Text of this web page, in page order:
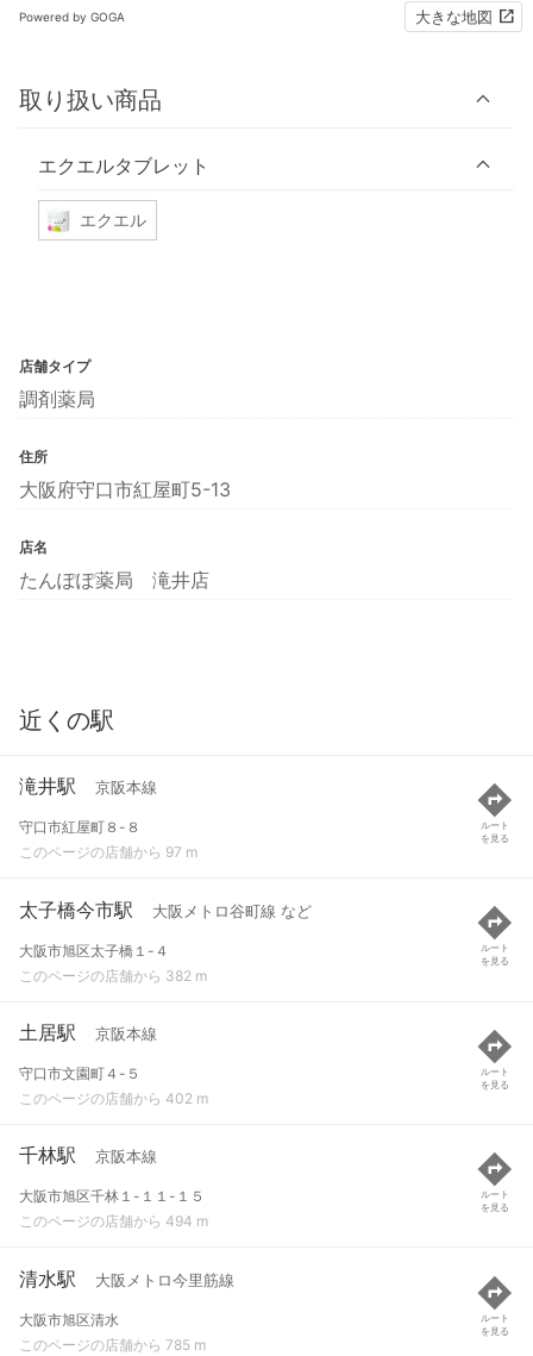
Powered by GOGA 大きな地図
取り扱い商品
エクエルタブレット
エクエル
店舗タイプ
調剤薬局
住所
大阪府守口市紅屋町5-13
店名
たんぽぽ薬局 滝井店
近くの駅
滝井駅 京阪本線
守口市紅屋町８-８
このページの店舗から 97 m
ルート
を見る
太子橋今市駅 大阪メトロ谷町線 など
大阪市旭区太子橋１-４
このページの店舗から 382 m
ルート
を見る
土居駅 京阪本線
守口市文園町４-５
このページの店舗から 402 m
ルート
を見る
千林駅 京阪本線
大阪市旭区千林１-１１-１５
このページの店舗から 494 m
ルート
を見る
清水駅 大阪メトロ今里筋線
大阪市旭区清水
このページの店舗から 785 m
ルート
を見る